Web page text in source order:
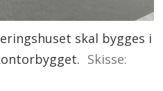
skal bygges i
Skisse: